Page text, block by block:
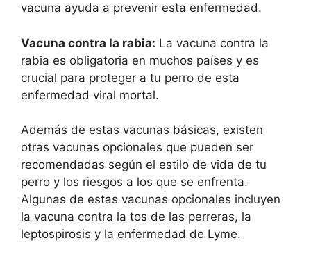
vacuna ayuda a prevenir esta enfermedad.
Vacuna contra la rabia: La vacuna contra la
rabia es obligatoria en muchos países y es
crucial para proteger a tu perro de esta
enfermedad viral mortal.
Además de estas vacunas básicas, existen
otras vacunas opcionales que pueden ser
recomendadas según el estilo de vida de tu
perro y los riesgos a los que se enfrenta.
Algunas de estas vacunas opcionales incluyen
la vacuna contra la tos de las perreras, la
leptospirosis y la enfermedad de Lyme.